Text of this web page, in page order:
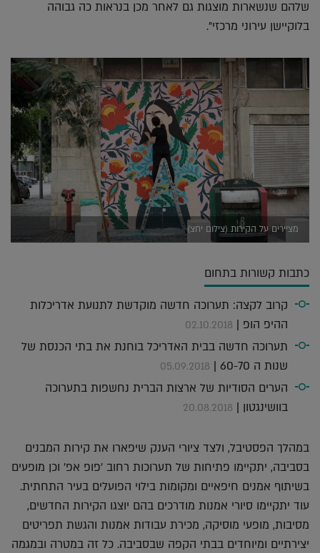
שלהם שנשארות מוצגות גם לאחר מכן בנראות כה גבוהה
בלוקיישן עירוני מרכזי".
מציירים על הקירות (צילום יחצ)
כתבות קשורות בתחום
קרוב לקצה: תערוכה חדשה מוקדשת לתנועת אדריכלות
ההיפ הופ | 02.10.2018
תערוכה חדשה בבית האדריכל בוחנת את בתי הכנסת של
שנות ה 60-70 |
05.09.2018
הערים הסודיות של ארצות הברית נחשפות בתערוכה
בוושינגטון | 20.08.2018
במהלך הפסטיבל, ולצד ציורי הענק שיפארו את קירות המבנים
בסביבה, יתקיימו פתיחות של תערוכות רחוב 'פופ אפ' וכן מופעים
בשיתוף אמנים חיפאיים ומקומות בילוי הפועלים בעיר התחתית.
עוד יתקיימו סיורי אמנות מודרכים בהם יוצגו הקירות החדשים,
מסיבות, מופעי מוסיקה, מכירת עבודות אמנות והגשת תפריטים
יצירתיים ומיוחדים בבתי הקפה שבסביבה. כל זה במטרה ובמגמה